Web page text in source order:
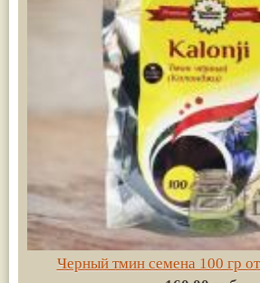
Черный тмин семена 100 гр